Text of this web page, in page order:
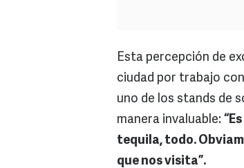
Esta percepción de
ciudad por trabajo
uno de los stands de
manera invaluable:
tequila, todo.
que nos visita”.